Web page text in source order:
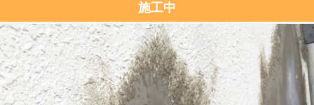
施工中